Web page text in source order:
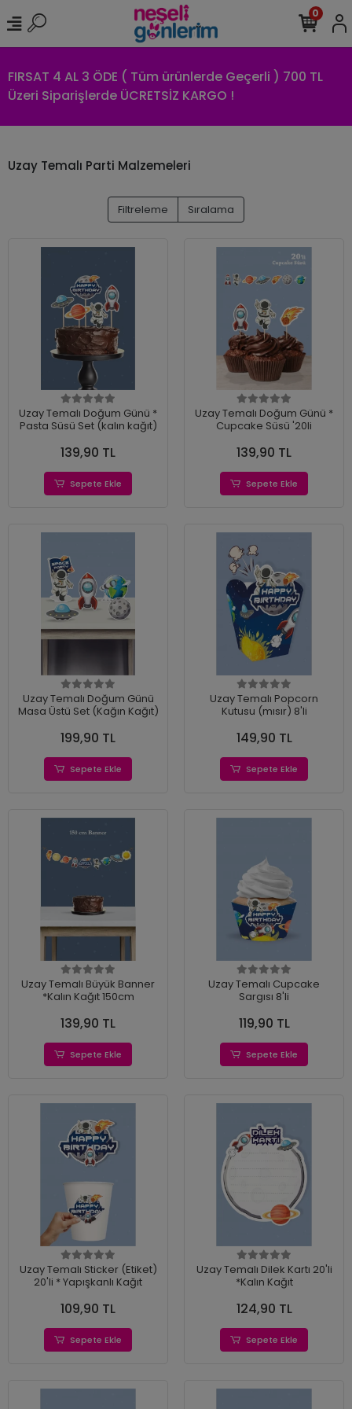
FIRSAT 4 AL 3 ÖDE ( Tüm ürünlerde Geçerli ) 700 TL
Üzeri Siparişlerde ÜCRETSİZ KARGO !
0
Uzay Temalı Parti Malzemeleri
Filtreleme Sıralama
Uzay Temalı Doğum Günü *
Pasta Süsü Set (kalın kağıt)
139,90 TL
Sepete Ekle
Uzay Temalı Doğum Günü *
Cupcake Süsü '20li
139,90 TL
Sepete Ekle
Uzay Temalı Doğum Günü
Masa Üstü Set (Kağın Kağıt)
199,90 TL
Sepete Ekle
Uzay Temalı Popcorn
Kutusu (mısır) 8'li
149,90 TL
Sepete Ekle
Uzay Temalı Büyük Banner
*Kalın Kağıt 150cm
139,90 TL
Sepete Ekle
Uzay Temalı Cupcake
Sargısı 8'li
119,90 TL
Sepete Ekle
Uzay Temalı Sticker (Etiket)
20'li * Yapışkanlı Kağıt
109,90 TL
Sepete Ekle
Uzay Temalı Dilek Kartı 20'li
*Kalın Kağıt
124,90 TL
Sepete Ekle